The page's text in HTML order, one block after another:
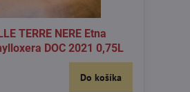
TERRE NERE Etna
DOC 2021 0,75L
Do košíka